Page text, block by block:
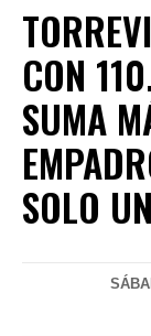
CON
SUMA
SOLO